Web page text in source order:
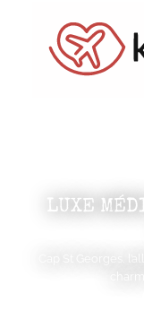
LUXE